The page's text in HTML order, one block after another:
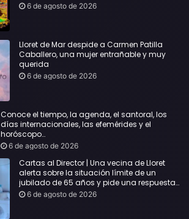
6 de agosto de 2026
Lloret de Mar despide a Carmen Patilla
Caballero, una mujer entrañable y muy
querida
6 de agosto de 2026
Conoce el tiempo, la agenda, el santoral, los
días internacionales, las efemérides y el
horóscopo…
6 de agosto de 2026
Cartas al Director | Una vecina de Lloret
alerta sobre la situación límite de un
jubilado de 65 años y pide una respuesta
urgente
6 de agosto de 2026